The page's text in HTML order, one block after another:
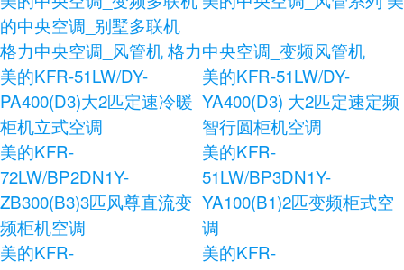
的中央空调_别墅多联机
格力中央空调_风管机格力中央空调_变频风管机
美的KFR-51LW/DY-
PA400(D3)大2匹定速冷暖
柜机立式空调
美的KFR-51LW/DY-
YA400(D3) 大2匹定速定频
智行圆柜机空调
美的KFR-
72LW/BP2DN1Y-
ZB300(B3)3匹风尊直流变
频柜机空调
美的KFR-
51LW/BP3DN1Y-
YA100(B1)2匹变频柜式空
调
美的KFR-
美的KFR-